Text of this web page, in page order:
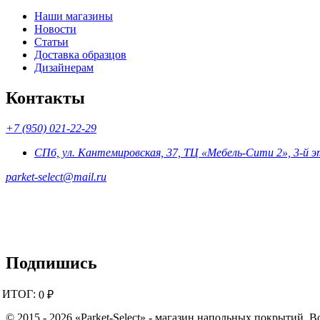
ИТОГ: 0 ₽
Наши магазины
Новости
Статьи
Доставка образцов
Дизайнерам
Контакты
+7 (950) 021-22-29
СПб, ул. Кантемировская, 37, ТЦ «Мебель-Сити 2», 3-й
parket-select@mail.ru
Подпишись
© 2015 - 2026 «Parket-Select» - магазин напольных покрытий.